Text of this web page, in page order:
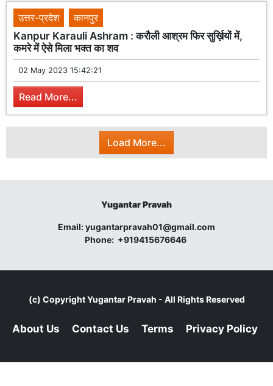
उत्तर-प्रदेश
कानपुर
Kanpur Karauli Ashram : करौली आश्रम फिर सुर्ख़ियों में,
कमरे में ऐसे मिला भक्त का शव
02 May 2023 15:42:21
Read More...
Load More...
Yugantar Pravah
Email:yugantarpravah01@gmail.com
Phone: +919415676646
(c) CopyrightYugantar Pravah - All Rights Reserved
About Us Contact Us Terms Privacy Policy